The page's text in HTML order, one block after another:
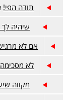
תודה הפי!
שיהיה
אם לא
לא מסכימה
מקווה